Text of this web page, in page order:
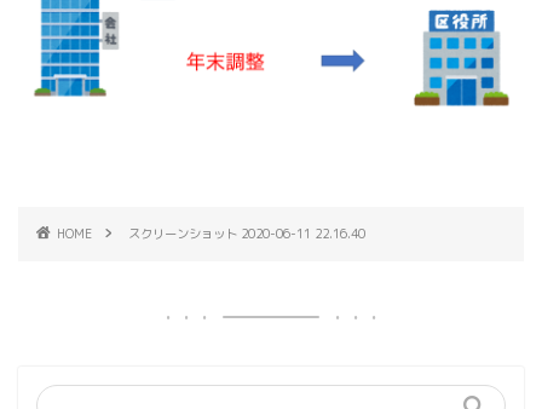
HOME スクリーンショット 2020-06-11 22.16.40